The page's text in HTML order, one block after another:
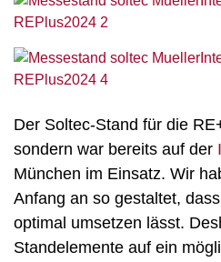
Der Soltec-Stand für die
sondern war bereits auf der
München im Einsatz. Wir
Anfang an so gestaltet,
optimal umsetzen lässt.
Standelemente auf ein